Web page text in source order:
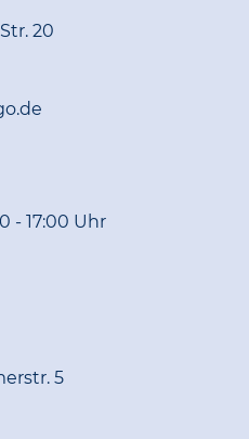
20
- 17:00 Uhr
5